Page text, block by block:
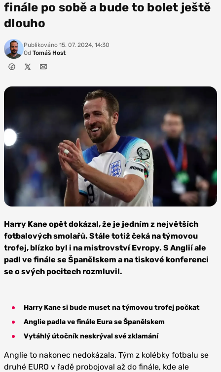
finále po sobě a bude to bolet ještě
dlouho
Publikováno 15. 07. 2024, 14:30
Od Tomáš Host
Depositphotos
Harry Kane opět dokázal, že je jedním z největších
fotbalových smolařů. Stále totiž čeká na týmovou
trofej, blízko byl i na mistrovství Evropy. S Anglií ale
padl ve finále se Španělskem a na tiskové konferenci
se o svých pocitech rozmluvil.
Harry Kane si bude muset na týmovou trofej počkat
Anglie padla ve finále Eura se Španělskem
Vytáhlý útočník neskrýval své zklamání
Anglie to nakonec nedokázala. Tým z kolébky fotbalu se
druhé EURO v řadě probojoval až do finále, kde ale